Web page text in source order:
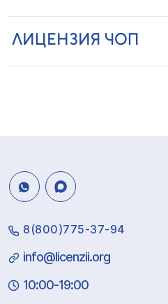
ЛИЦЕНЗИЯ ЧОП
8(800)775-37-94
info@licenzii.org
10:00-19:00